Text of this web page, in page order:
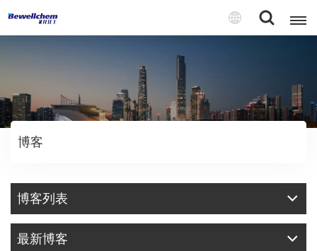
English
Русский
中文
Español
博客
博客列表
最新博客